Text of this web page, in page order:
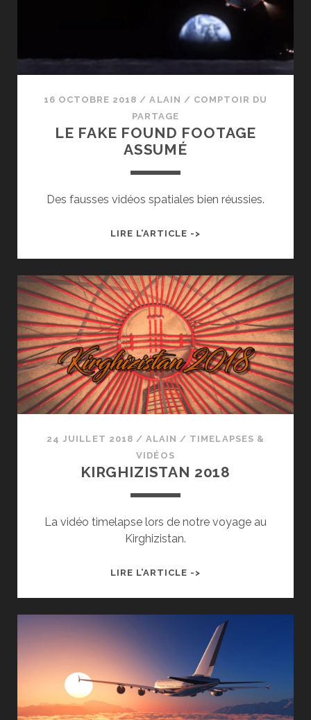
16 OCTOBRE 2018 /ALAIN / COMPTOIR DU
PARTAGE
LE FAKE FOUND FOOTAGE
ASSUMÉ
Des fausses vidéos spatiales bien réussies.
LIRE L’ARTICLE ->
FOOTAGE
ASSUMÉ
24 JUILLET 2018 / ALAIN / TIMELAPSES &
VIDÉOS
KIRGHIZISTAN 2018
La vidéo timelapse lors de notre voyage au
Kirghizistan.
LIRE L’ARTICLE ->